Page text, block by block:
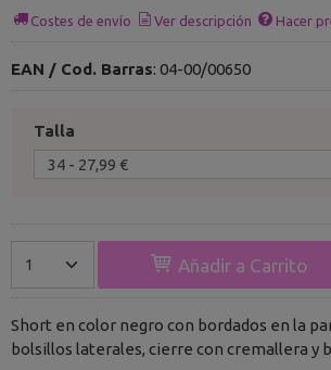
Costes de envío Ver descripción Hacer
EAN / Cod. Barras: 04-00/00650
Talla
Añadir a Carrito
Short en color negro con bordados en la
bolsillos laterales, cierre con cremallera y